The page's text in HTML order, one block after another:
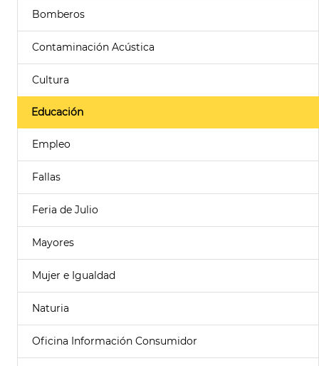
Bomberos
Contaminación Acústica
Cultura
Educación
Empleo
Fallas
Feria de Julio
Mayores
Mujer e Igualdad
Naturia
Oficina Información Consumidor